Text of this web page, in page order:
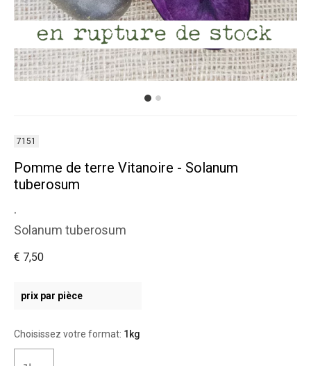
7151
Pomme de terre Vitanoire - Solanum
tuberosum
.
Solanum tuberosum
€ 7,50
prix par pièce
Choisissez votre format: 1kg